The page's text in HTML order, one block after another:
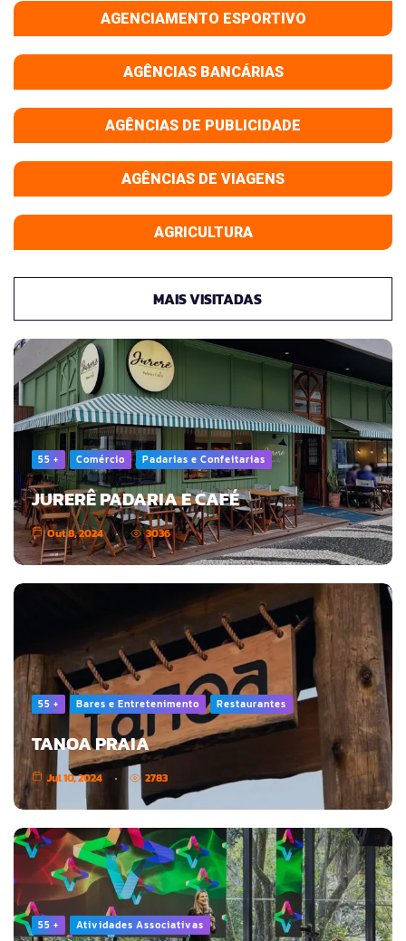
AGENCIAMENTO ESPORTIVO
AGÊNCIAS BANCÁRIAS
AGÊNCIAS DE PUBLICIDADE
AGÊNCIAS DE VIAGENS
AGRICULTURA
MAIS VISITADAS
55 + Comércio Padarias e Confeitarias
JURERÊ PADARIA E CAFÉ
Out 8, 2024 3036
55 + Bares e Entretenimento Restaurantes
TANOA PRAIA
Jul 10, 2024 2783
55 + Atividades Associativas